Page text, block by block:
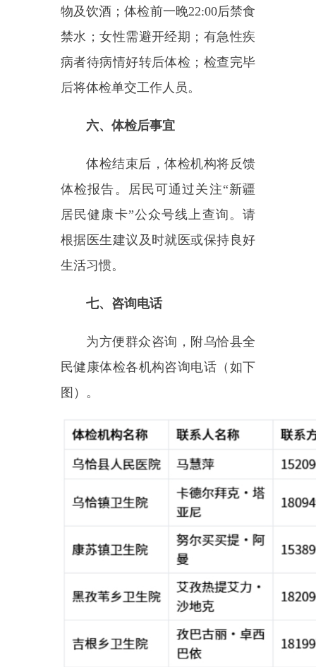
图）。
乌恰县卫生健康委员会
2026年1月27日